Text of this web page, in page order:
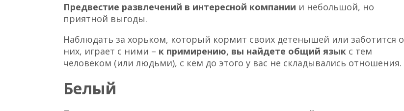
Предвестие развлечений в интересной компании и небольшой, но
приятной выгоды.
Наблюдать за хорьком, который кормит своих детенышей или заботится о
них, играет с ними – к примирению, вы найдете общий язык с тем
человеком (или людьми), с кем до этого у вас не складывались отношения.
Белый